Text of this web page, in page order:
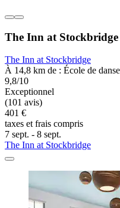
The Inn at Stockbridge
The Inn at Stockbridge
À 14,8 km de : École de
9,8/10
Exceptionnel
(101 avis)
401 €
taxes et frais compris
7 sept. - 8 sept.
The Inn at Stockbridge